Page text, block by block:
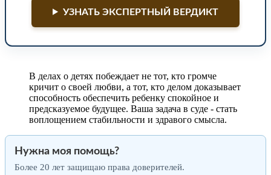
УЗНАТЬ ЭКСПЕРТНЫЙ ВЕРДИКТ
В делах о детях побеждает не тот, кто громче
кричит о своей любви, а тот, кто делом доказывает
способность обеспечить ребенку спокойное и
предсказуемое будущее. Ваша задача в суде - стать
воплощением стабильности и здравого смысла.
Нужна моя помощь?
Более 20 лет защищаю права доверителей.